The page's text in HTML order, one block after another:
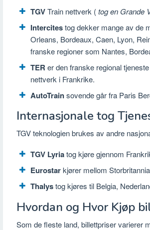
TGVTrain nettverk (tog en Grande
Intercitestog dekker mange av de
Orleans, Bordeaux, Caen, Lyon,
franske regioner som Nantes,
TER er den franske regional
nettverk i Frankrike.
AutoTrainsovende går fra Paris
Internasjonale tog
TGV teknologien brukes av andre
TGV Lyriatog kjøre gjennom
Eurostarkjører mellom
Thalystog kjøres til Belgia,
Hvordan og Hvor Kjøp
Som de fleste land, billettpriser varierer